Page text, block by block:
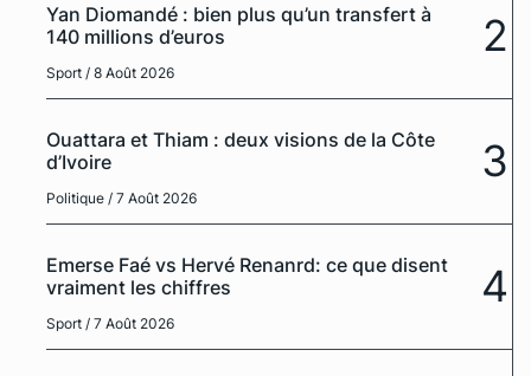
Yan Diomandé : bien plus qu’un transfert à
140 millions d’euros
Sport / 8 Août 2026
2
Ouattara et Thiam : deux visions de la Côte
d’Ivoire
Politique / 7 Août 2026
3
Emerse Faé vs Hervé Renanrd: ce que disent
vraiment les chiffres
Sport / 7 Août 2026
4